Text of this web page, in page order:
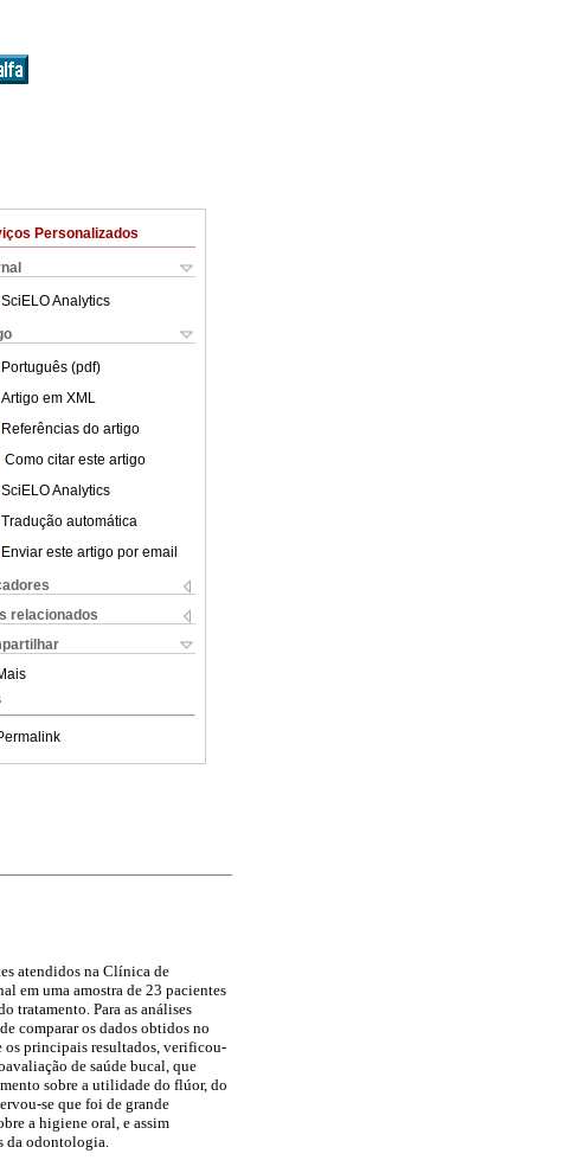
Personalizados
SciELO Analytics
Português (pdf)
Artigo em XML
Referências do artigo
Como citar este artigo
SciELO Analytics
Tradução automática
Enviar este artigo por email
relacionados
atendidos na Clínica de
em uma amostra de 23 pacientes
tratamento. Para as análises
comparar os dados obtidos no
os principais resultados, verificou-
de saúde bucal, que
sobre a utilidade do flúor, do
se que foi de grande
a higiene oral, e assim
da odontologia.